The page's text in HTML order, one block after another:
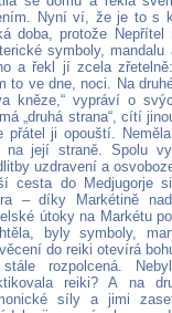
Nyní ví, že je to s
doba, protože
symboly,
a řekl jí zcela
to ve dne, noci. Na
kněze,“ vypráví o
„druhá strana“, cítí
přátel ji opouští.
na její straně. Spolu
uzdravení a
cesta do Medjugorje
– díky Markétině
útoky na Markétu
byly symboly,
do reiki otevírá
rozpolcená.
reiki? A na
síly a jimi